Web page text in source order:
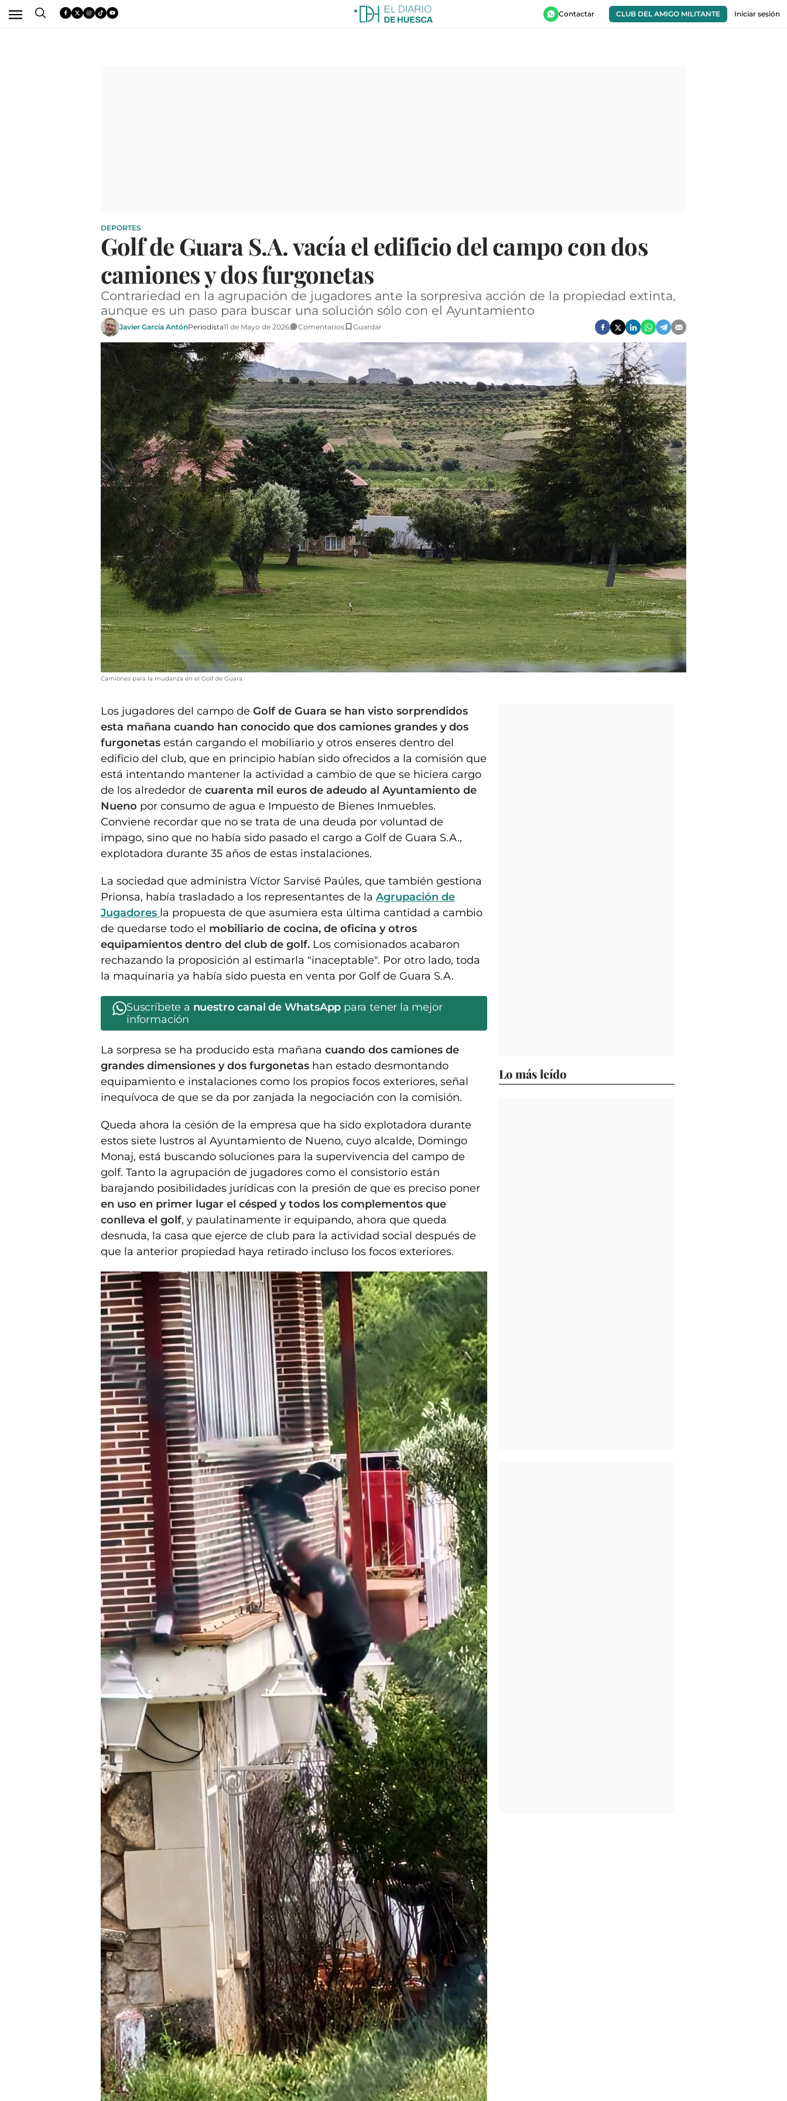
Contactar CLUB DEL AMIGO MILITANTE Iniciar sesión
DEPORTES
Golf de Guara S.A. vacía el edificio del campo con dos
camiones y dos furgonetas
Contrariedad en la agrupación de jugadores ante la sorpresiva acción de la propiedad extinta,
aunque es un paso para buscar una solución sólo con el Ayuntamiento
Javier García AntónPeriodista11 de Mayo de 2026 Comentarios Guardar
Camiones para la mudanza en el Golf de Guara
Los jugadores del campo de Golf de Guara se han visto sorprendidos
esta mañana cuando han conocido que dos camiones grandes y dos
furgonetas están cargando el mobiliario y otros enseres dentro del
edificio del club, que en principio habían sido ofrecidos a la comisión que
está intentando mantener la actividad a cambio de que se hiciera cargo
de los alrededor de cuarenta mil euros de adeudo al Ayuntamiento de
Nueno por consumo de agua e Impuesto de Bienes Inmuebles.
Conviene recordar que no se trata de una deuda por voluntad de
impago, sino que no había sido pasado el cargo a Golf de Guara S.A.,
explotadora durante 35 años de estas instalaciones.
La sociedad que administra Víctor Sarvisé Paúles, que también gestiona
Prionsa, había trasladado a los representantes de la Agrupación de
Jugadores la propuesta de que asumiera esta última cantidad a cambio
de quedarse todo el mobiliario de cocina, de oficina y otros
equipamientos dentro del club de golf. Los comisionados acabaron
rechazando la proposición al estimarla "inaceptable". Por otro lado, toda
la maquinaria ya había sido puesta en venta por Golf de Guara S.A.
Suscríbete a nuestro canal de WhatsApp para tener la mejor
información
La sorpresa se ha producido esta mañana cuando dos camiones de
grandes dimensiones y dos furgonetas han estado desmontando
equipamiento e instalaciones como los propios focos exteriores, señal
inequívoca de que se da por zanjada la negociación con la comisión.
Queda ahora la cesión de la empresa que ha sido explotadora durante
estos siete lustros al Ayuntamiento de Nueno, cuyo alcalde, Domingo
Monaj, está buscando soluciones para la supervivencia del campo de
golf. Tanto la agrupación de jugadores como el consistorio están
barajando posibilidades jurídicas con la presión de que es preciso poner
en uso en primer lugar el césped y todos los complementos que
conlleva el golf, y paulatinamente ir equipando, ahora que queda
desnuda, la casa que ejerce de club para la actividad social después de
que la anterior propiedad haya retirado incluso los focos exteriores.
Lo más leído